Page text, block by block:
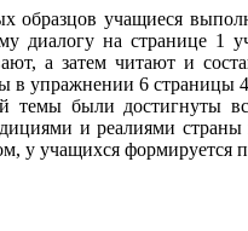
образцов учащиеся
диалогу на странице 1
а затем читают и
в упражнении 6 страницы
были достигнуты
и реалиями
у учащихся формируется